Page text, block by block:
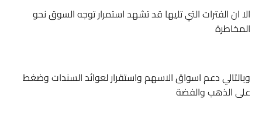
الا ان الفترات التي تليها قد تشهد استمرار توجه السوق نحو
المخاطرة
وبالتالي دعم اسواق الاسهم واستقرار لعوائد السندات وضغط
على الذهب والفضة